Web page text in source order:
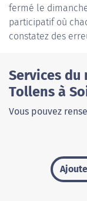
fermé le
participatif où
constatez des
Services du
Tollens à
Vous pouvez